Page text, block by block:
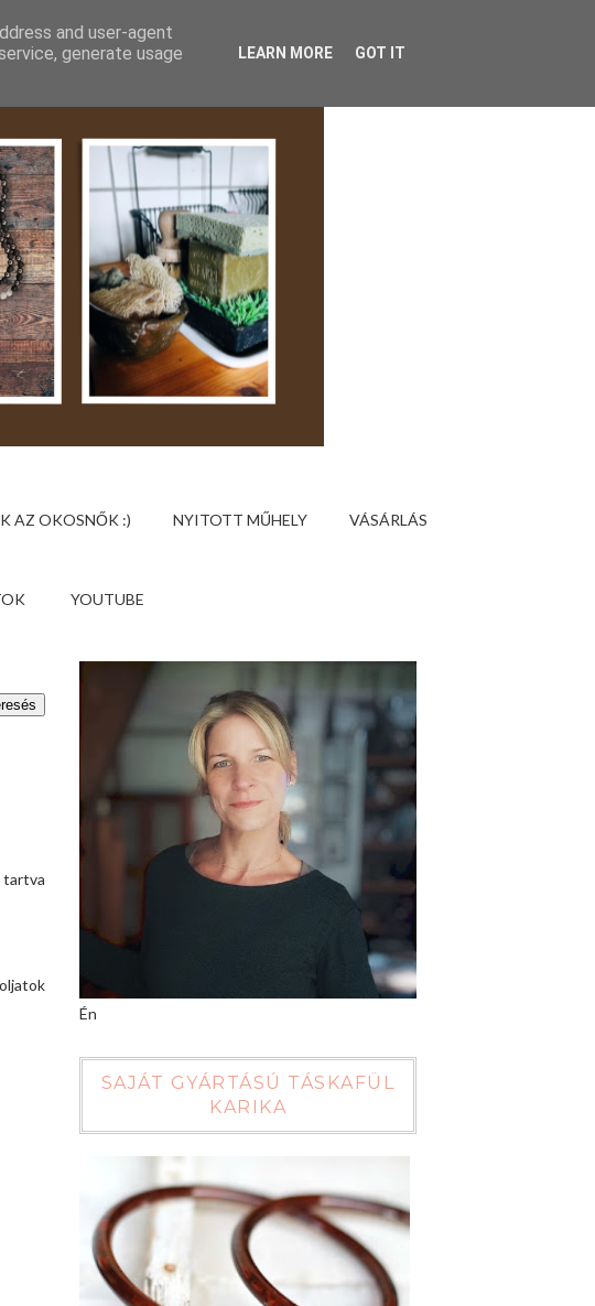
AZ OKOSNŐK :) NYITOTT MŰHELY VÁSÁRLÁS
YOUTUBE
Én
SAJÁT GYÁRTÁSÚ TÁSKAFÜL
KARIKA
and user-agent
generate usage
LEARN MORE GOT IT